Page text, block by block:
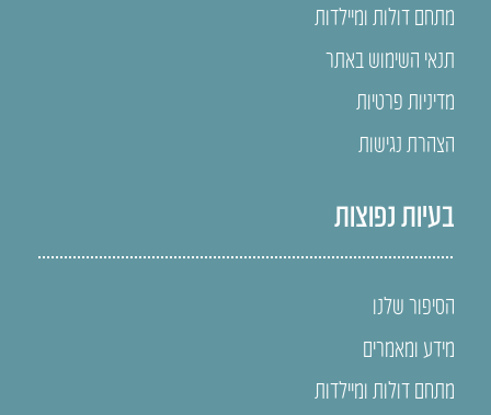
מתחם דולות ומיילדות
תנאי השימוש באתר
מדיניות פרטיות
הצהרת נגישות
בעיות נפוצות
הסיפור שלנו
מידע ומאמרים
מתחם דולות ומיילדות